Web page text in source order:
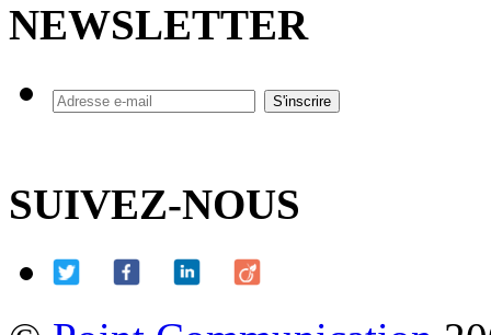
NEWSLETTER
SUIVEZ-NOUS